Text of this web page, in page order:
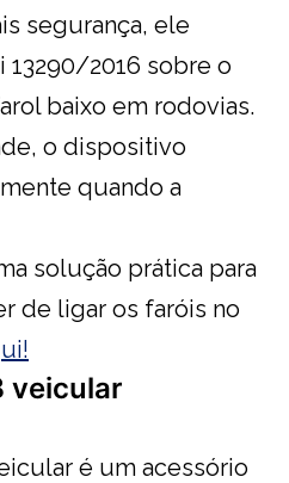
segurança, ele
13290/2016 sobre o
baixo em rodovias.
o dispositivo
quando a
solução prática para
de ligar os faróis no
veicular
é um acessório